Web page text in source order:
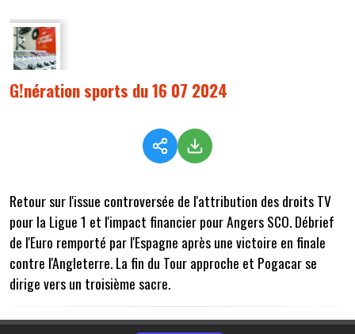
G!nération sports du 16 07 2024
Retour sur l'issue controversée de l'attribution des droits TV
pour la Ligue 1 et l'impact financier pour Angers SCO. Débrief
de l'Euro remporté par l'Espagne après une victoire en finale
contre l'Angleterre. La fin du Tour approche et Pogacar se
dirige vers un troisième sacre.